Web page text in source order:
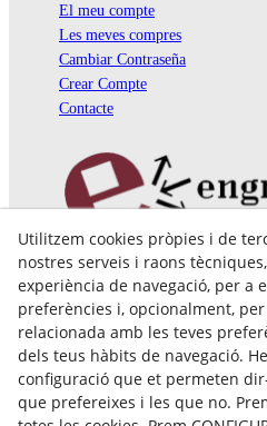
El meu compte
Les meves compres
Cambiar Contraseña
Crear Compte
Contacte
Pol. Ind. Coll de Montcada
Cr. Roca Plana, 14-16
08110 Montcada i Reixac
935 829 999
engrunes@engrunes.org
Utilitzem cookies pròpies i de
nostres serveis i raons
experiència de navegació, per a
preferències i, opcionalment,
relacionada amb les teves
dels teus hàbits de navegació.
configuració que et permeten
que prefereixes i les que no.